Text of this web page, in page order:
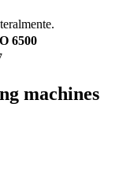
6500
machines